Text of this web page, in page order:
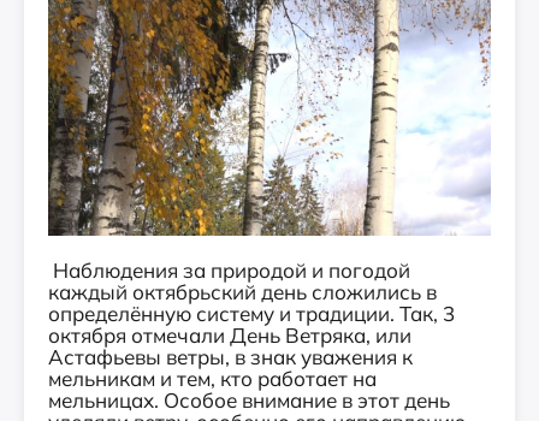
Наблюдения за природой и погодой
каждый октябрьский день сложились в
определённую систему и традиции. Так, 3
октября отмечали День Ветряка, или
Астафьевы ветры, в знак уважения к
мельникам и тем, кто работает на
мельницах. Особое внимание в этот день